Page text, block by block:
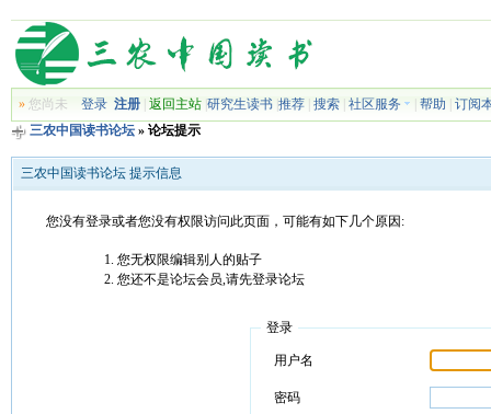
»您尚未 登录 注册| 返回主站| 研究生读书| 推荐| 搜索| 社区服务 帮助
订阅
三农中国读书论坛» 论坛提示
三农中国读书论坛 提示信息
您没有登录或者您没有权限访问此页面，可能有如下几个原因:
您无权限编辑别人的贴子
您还不是论坛会员,请先登录论坛
登录
用户名
密码